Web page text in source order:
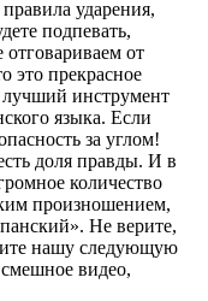
ударения,
подпевать,
от
это прекрасное
лучший инструмент
языка. Если
за углом!
доля правды. И в
количество
произношением,
Не верите,
нашу следующую
видео,